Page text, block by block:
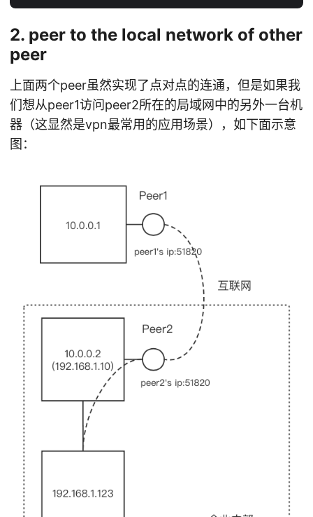
2. peer to the local network of other
peer
上面两个peer虽然实现了点对点的连通，但是如果我
们想从peer1访问peer2所在的局域网中的另外一台机
器（这显然是vpn最常用的应用场景），如下面示意
图：